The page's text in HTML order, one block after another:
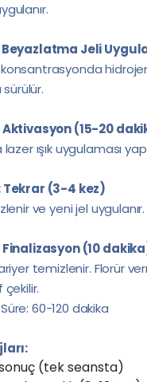
Beyazlatma Jeli
sürülür.
Aktivasyon (15-20
lazer ışık uygulaması
Tekrar (3-4 kez)
ve yeni jel
Finalizasyon (10
temizlenir. Florür
60-120 dakika
sonuç (tek seansta)